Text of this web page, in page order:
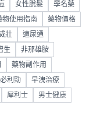
女性脫髮 學名藥
物使用指南 藥物價格
壯 適尿通
生 非那雄胺
藥物副作用
必利勁 早洩治療
犀利士 男士健康